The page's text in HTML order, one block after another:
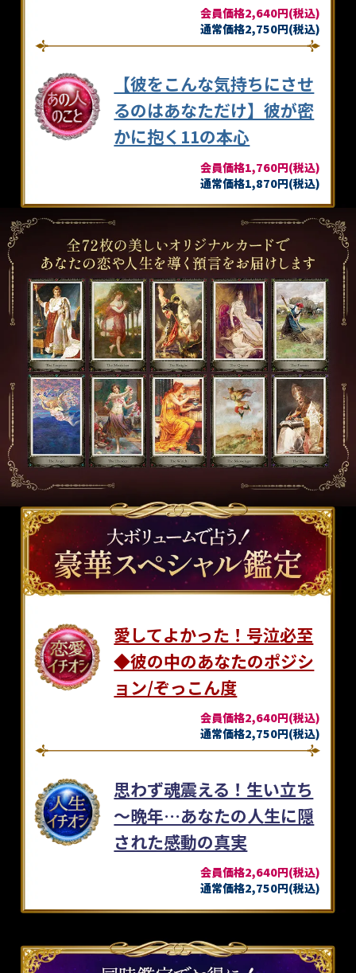
会員価格2,640円(税込)
通常価格2,750円(税込)
【彼をこんな気持ちにさせ
るのはあなただけ】彼が密
かに抱く11の本心
会員価格1,760円(税込)
通常価格1,870円(税込)
愛してよかった！号泣必至
◆彼の中のあなたのポジシ
ョン/ぞっこん度
会員価格2,640円(税込)
通常価格2,750円(税込)
思わず魂震える！生い立ち
～晩年…あなたの人生に隠
された感動の真実
会員価格2,640円(税込)
通常価格2,750円(税込)